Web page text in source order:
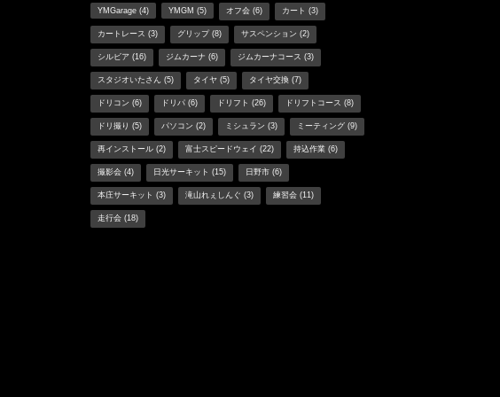
YMGarage (4) YMGM (5) オフ会 (6) カート (3)
カートレース (3) グリップ(8) サスペンション (2)
シルビア (16) ジムカーナ (6) ジムカーナコース (3)
スタジオいたさん (5) タイヤ (5) タイヤ交換 (7)
ドリコン (6) ドリパ (6) ドリフト (26) ドリフトコース (8)
ドリ撮り (5) パソコン (2) ミシュラン (3) ミーティング (9)
再インストール (2) 富士スピードウェイ (22) 持込作業 (6)
撮影会 (4) 日光サーキット (15) 日野市 (6)
本庄サーキット (3) 滝山れぇしんぐ (3) 練習会 (11)
走行会 (18)